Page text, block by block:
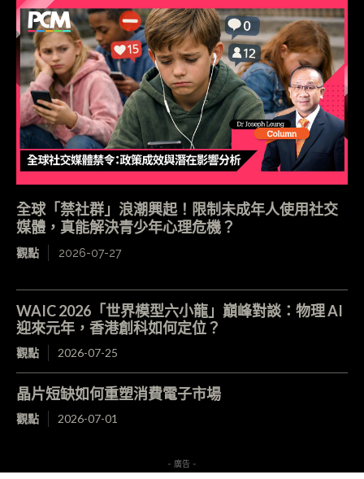
全球「禁社群」浪潮興起！限制未成年人使用社交
媒體，真能解決青少年心理危機？
觀點 2026-07-27
WAIC 2026「世界模型六小龍」巔峰對談：物理 AI
迎來元年，香港創科如何定位？
觀點 2026-07-25
晶片短缺如何重塑消費電子市場
觀點 2026-07-01
- 廣告 -